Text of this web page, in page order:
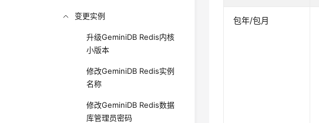
变更实例
升级GeminiDB Redis内核
小版本
修改GeminiDB Redis实例
名称
修改GeminiDB Redis数据
库管理员密码
包年/包月